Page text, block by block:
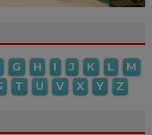
G H I J K L
M
T U V X Y Z